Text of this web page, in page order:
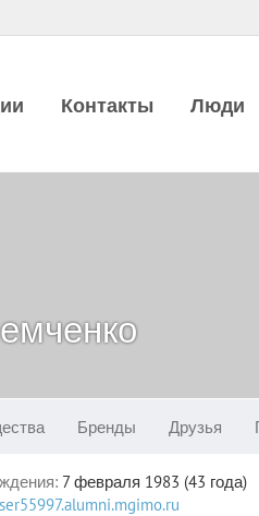
Контакты Люди
Бренды Друзья
7 февраля 1983 (43 года)